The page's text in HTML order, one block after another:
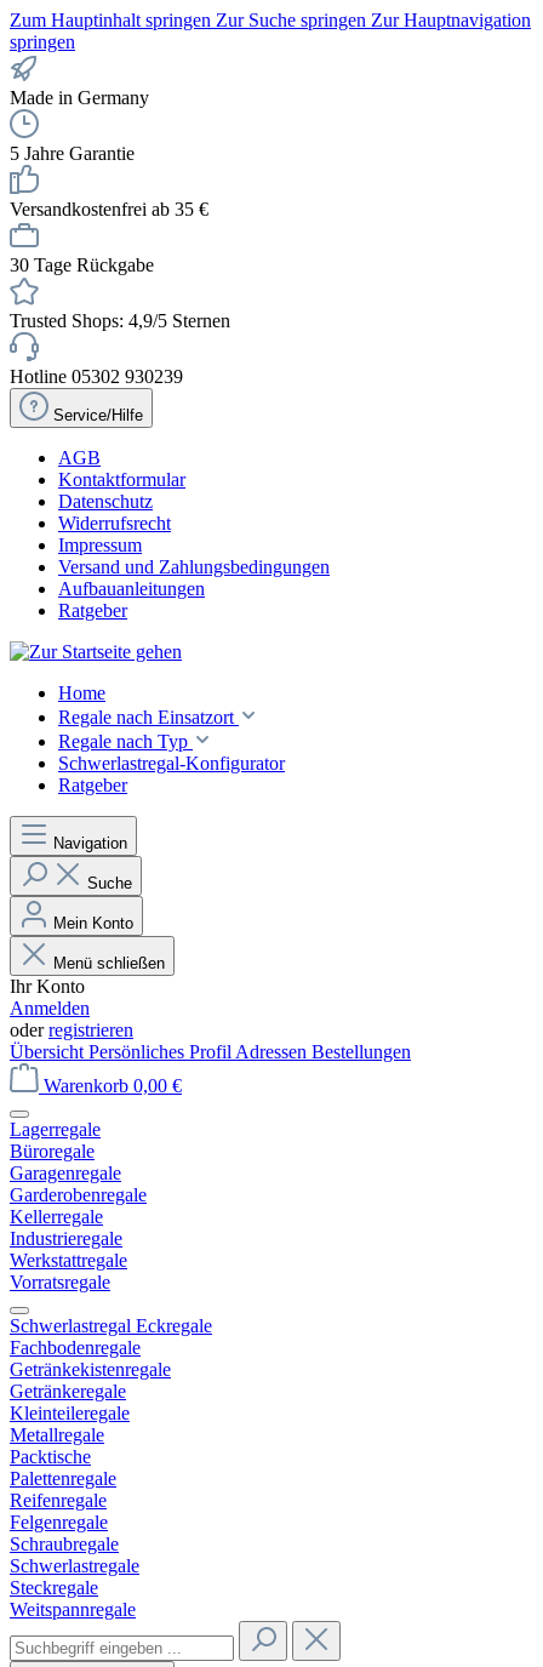
Zum Hauptinhalt springen Zur Suche springen Zur Hauptnavigation
springen
Made in Germany
5 Jahre Garantie
Versandkostenfrei ab 35 €
30 Tage Rückgabe
Trusted Shops: 4,9/5 Sternen
Hotline 05302 930239
Service/Hilfe
AGB
Kontaktformular
Datenschutz
Widerrufsrecht
Impressum
Versand und Zahlungsbedingungen
Aufbauanleitungen
Ratgeber
Home
Regale nach Einsatzort
Regale nach Typ
Schwerlastregal-Konfigurator
Ratgeber
Navigation
Suche
Mein Konto
Menü schließen
Ihr Konto
Anmelden
oderregistrieren
Übersicht Persönliches Profil Adressen Bestellungen
Warenkorb 0,00 €
Lagerregale
Büroregale
Garagenregale
Garderobenregale
Kellerregale
Industrieregale
Werkstattregale
Vorratsregale
Schwerlastregal Eckregale
Fachbodenregale
Getränkekistenregale
Getränkeregale
Kleinteileregale
Metallregale
Packtische
Palettenregale
Reifenregale
Felgenregale
Schraubregale
Schwerlastregale
Steckregale
Weitspannregale